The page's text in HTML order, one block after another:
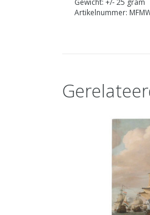
Gewicht: +/- 25 gram
Artikelnummer: